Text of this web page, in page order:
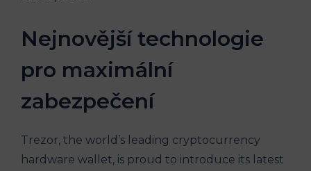
Nejnovější technologie
pro maximální
zabezpečení
Trezor, the world’s leading cryptocurrency
hardware wallet, is proud to introduce its latest